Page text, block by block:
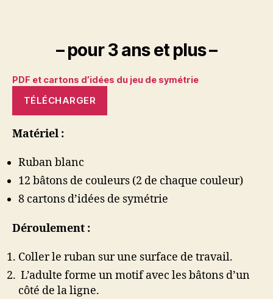
– pour 3 ans et plus –
PDF et cartons d’idées du jeu de symétrie
TÉLÉCHARGER
Matériel :
Ruban blanc
12 bâtons de couleurs (2 de chaque couleur)
8 cartons d’idées de symétrie
Déroulement :
Coller le ruban sur une surface de travail.
L’adulte forme un motif avec les bâtons d’un
côté de la ligne.